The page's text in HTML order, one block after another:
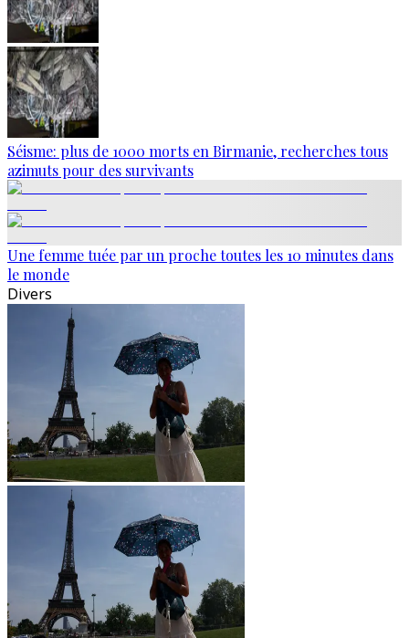
Séisme: plus de 1000 morts en Birmanie, recherches tous
azimuts pour des survivants
Une femme tuée par un proche toutes les 10 minutes dans
le monde
Divers